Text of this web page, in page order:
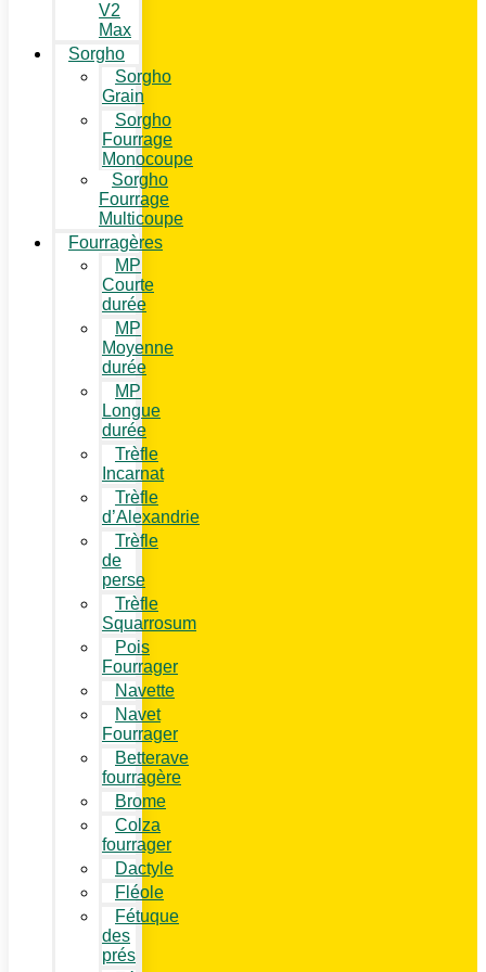
V2
Max
Sorgho
Sorgho
Grain
Sorgho
Fourrage
Monocoupe
Sorgho
Fourrage
Multicoupe
Fourragères
MP
Courte
durée
MP
Moyenne
durée
MP
Longue
durée
Trèfle
Incarnat
Trèfle
d’Alexandrie
Trèfle
de
perse
Trèfle
Squarrosum
Pois
Fourrager
Navette
Navet
Fourrager
Betterave
fourragère
Brome
Colza
fourrager
Dactyle
Fléole
Fétuque
des
prés